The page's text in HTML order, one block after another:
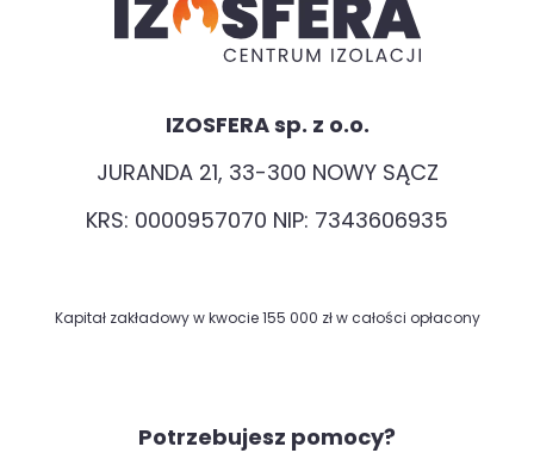
IZOSFERA sp. z o.o.
JURANDA 21, 33-300 NOWY SĄCZ
KRS: 0000957070 NIP: 7343606935
Kapitał zakładowy w kwocie 155 000 zł w całości opłacony
Potrzebujesz pomocy?